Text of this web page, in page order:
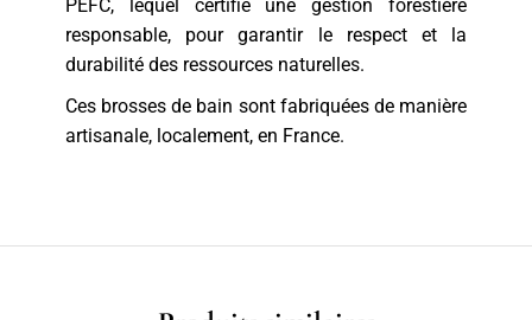
PEFC, lequel certifie une gestion forestière
responsable, pour garantir le respect et la
durabilité des ressources naturelles.
Ces brosses de bain sont fabriquées de manière
artisanale, localement, en France.